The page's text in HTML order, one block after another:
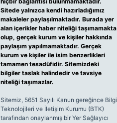
Sitede yalnızca kendi hazırladığımız
makaleler paylaşılmaktadır. Burada yer
alan içerikler haber niteliği taşımamakta
olup, gerçek kurum ve kişiler hakkında
paylaşım yapılmamaktadır. Gerçek
kurum ve kişiler ile isim benzerlikleri
tamamen tesadüfidir. Sitemizdeki
bilgiler taslak halindedir ve tavsiye
niteliği taşımazlar.
Sitemiz, 5651 Sayılı Kanun gereğince Bilgi
Teknolojileri ve İletişim Kurumu (BTK)
tarafından onaylanmış bir Yer Sağlayıcı